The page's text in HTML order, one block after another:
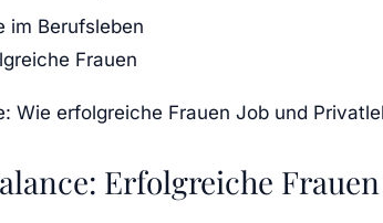
im Berufsleben
Frauen
Wie erfolgreiche Frauen Job und
Erfolgreiche